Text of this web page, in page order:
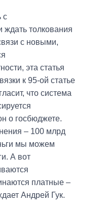
с
ждать толкования
с новыми,
эта статья
к 95-ой статье
что система
о госбюджете.
– 100 млрд
мы можем
А вот
платные –
Андрей Гук.